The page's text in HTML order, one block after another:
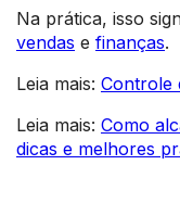
Na prática, isso
vendas e finanças.
Leia mais: Controle
Leia mais: Como
dicas e melhores